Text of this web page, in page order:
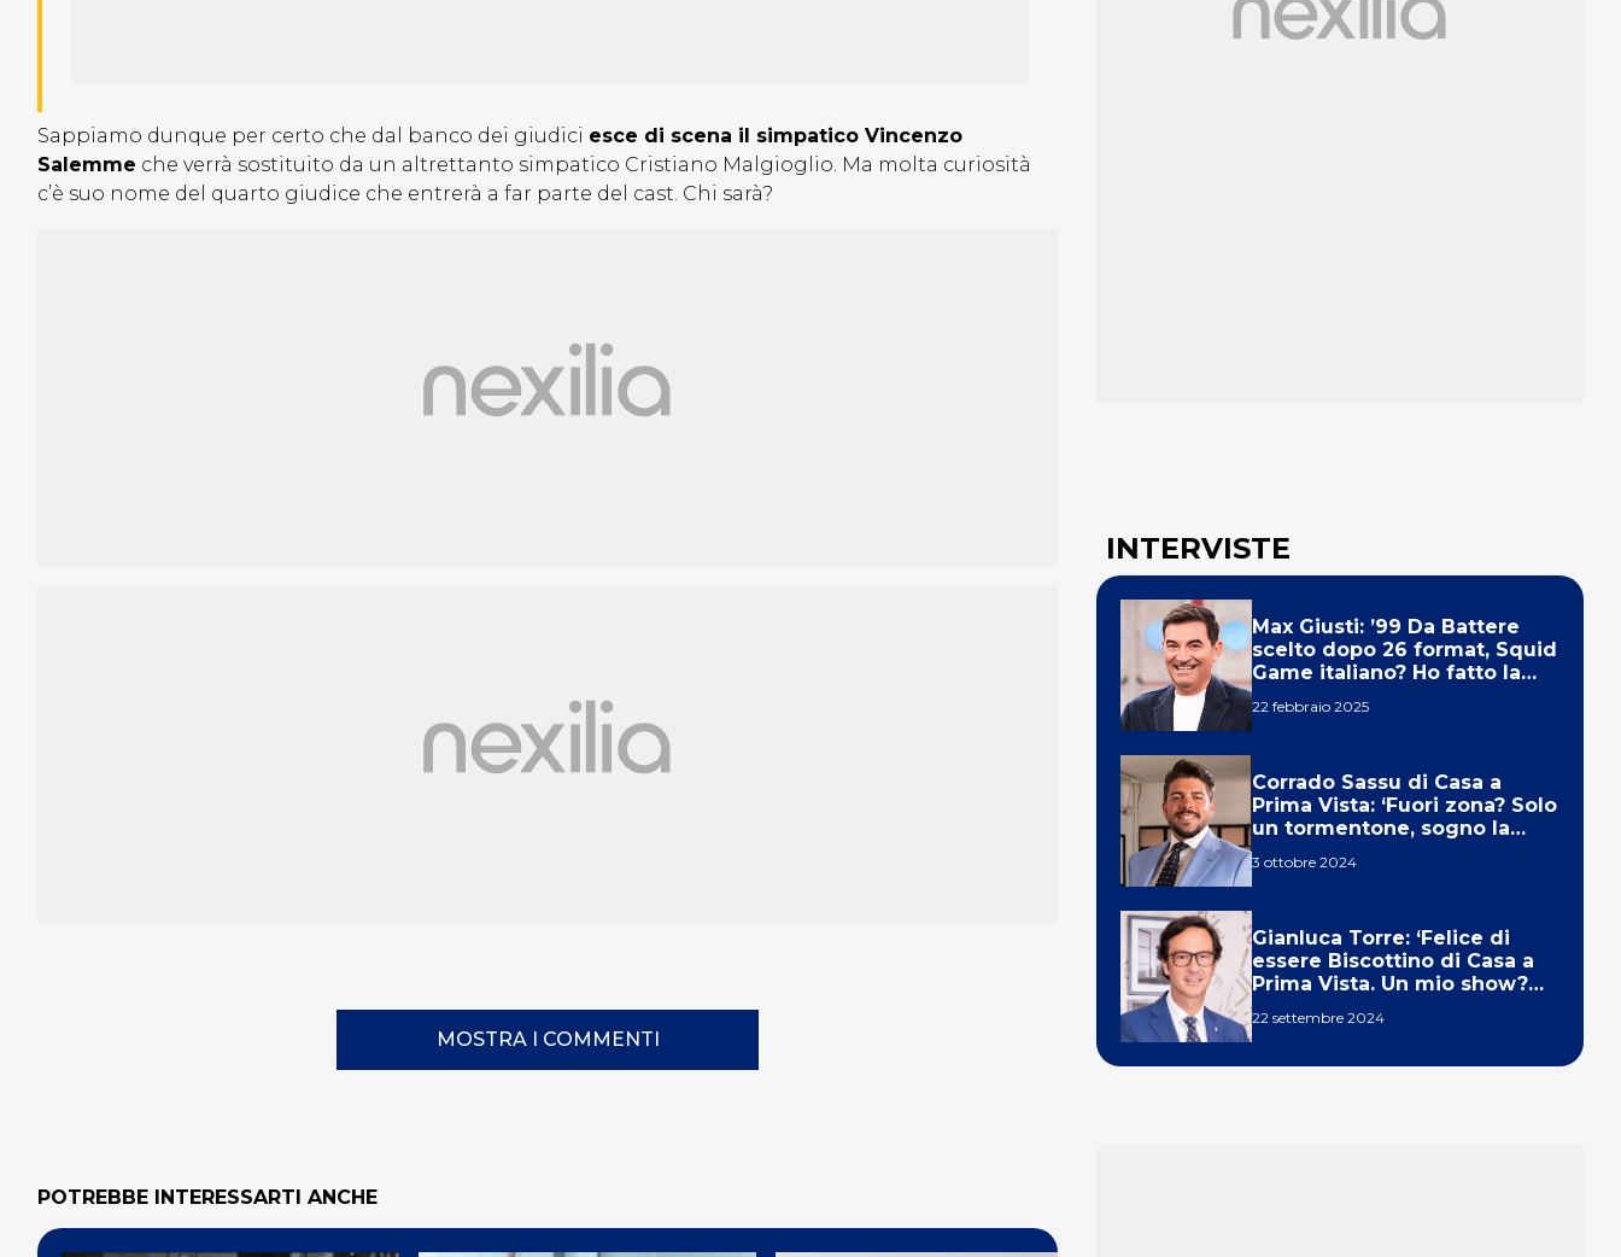
Sappiamo dunque per certo che dal banco dei giudici esce di scena il simpatico Vincenzo
Salemme che verrà sostituito da un altrettanto simpatico Cristiano Malgioglio. Ma molta curiosità
c’è suo nome del quarto giudice che entrerà a far parte del cast. Chi sarà?
MOSTRA I COMMENTI
POTREBBE INTERESSARTI ANCHE
INTERVISTE
Max Giusti: ’99 Da Battere
scelto dopo 26 format, Squid
Game italiano? Ho fatto la
22 febbraio 2025
Corrado Sassu di Casa a
Prima Vista: ‘Fuori zona? Solo
un tormentone, sogno la
3 ottobre 2024
Gianluca Torre: ‘Felice di
essere Biscottino di Casa a
Prima Vista. Un mio show?
22 settembre 2024